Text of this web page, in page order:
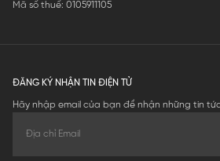
Mã số thuế: 0105911105
ĐĂNG KÝ NHẬN TIN ĐIỆN TỬ
Hãy nhập email của bạn để nhận những tin